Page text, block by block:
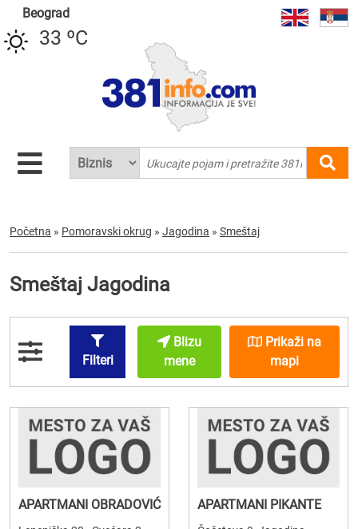
Beograd
33 ºC
Početna » Pomoravski okrug » Jagodina » Smeštaj
Smeštaj Jagodina
Filteri
Blizu
mene
Prikaži na
mapi
APARTMANI OBRADOVIĆ APARTMANI PIKANTE